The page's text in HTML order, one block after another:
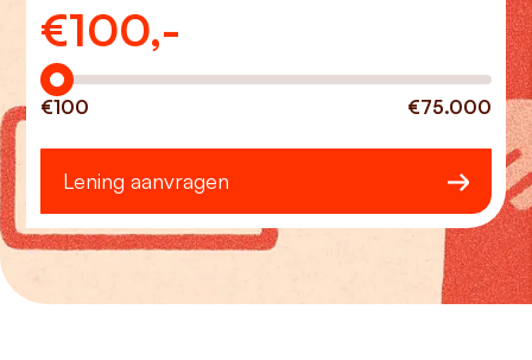
€100,-
Hoeveel wilt u lenen?
€100 €75.000
Lening aanvragen